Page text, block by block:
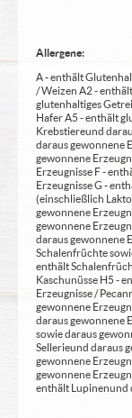
Allergene:
A - enthält
/ Weizen A2 -
glutenhaltiges
Hafer A5 - enthält
Krebstiere und
daraus gewonnene
gewonnene
Erzeugnisse F -
Erzeugnisse G -
(einschließlich
gewonnene
gewonnene
daraus gewonnene
Schalenfrüchte
enthält
Kaschunüsse H5 -
Erzeugnisse /
gewonnene
daraus gewonnene
sowie daraus
Sellerie und daraus
gewonnene
gewonnene
enthält Lupinen und